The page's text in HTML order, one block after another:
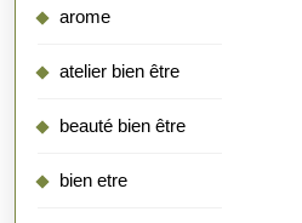
arome
atelier bien être
beauté bien être
bien etre